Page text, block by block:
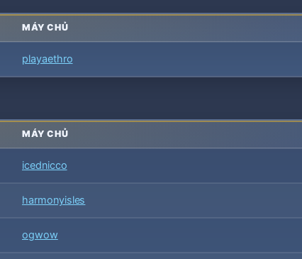
MÁY CHỦ
playaethro
MÁY CHỦ
icednicco
harmonyisles
ogwow